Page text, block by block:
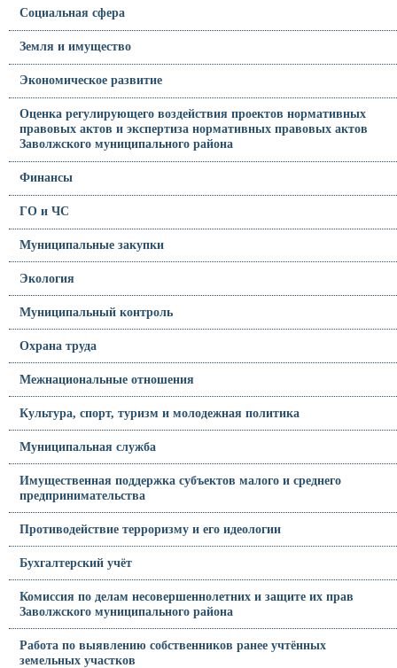
Социальная сфера
Земля и имущество
Экономическое развитие
Оценка регулирующего воздействия проектов нормативных
правовых актов и экспертиза нормативных правовых актов
Заволжского муниципального района
Финансы
ГО и ЧС
Муниципальные закупки
Экология
Муниципальный контроль
Охрана труда
Межнациональные отношения
Культура, спорт, туризм и молодежная политика
Муниципальная служба
Имущественная поддержка субъектов малого и среднего
предпринимательства
Противодействие терроризму и его идеологии
Бухгалтерский учёт
Комиссия по делам несовершеннолетних и защите их прав
Заволжского муниципального района
Работа по выявлению собственников ранее учтённых
земельных участков